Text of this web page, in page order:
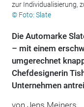
zur Individualisierung,
© Foto: Slate
Die Automarke
– mit einem
umgerechnet
Chefdesignerin
Unternehmen